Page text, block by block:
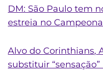
DM: São Paulo tem
estreia no
Alvo do Corinthians,
substituir